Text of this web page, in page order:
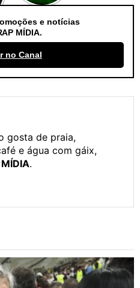
e notícias
MÍDIA.
no Canal
gosta de praia,
e água com gáix,
.